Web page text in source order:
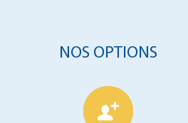
NOS OPTIONS